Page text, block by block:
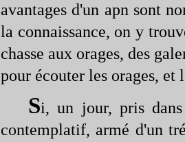
avantages d'un apn sont
la connaissance, on y
chasse aux orages, des
pour écouter les orages, et
Si, un jour, pris dans
contemplatif, armé d'un